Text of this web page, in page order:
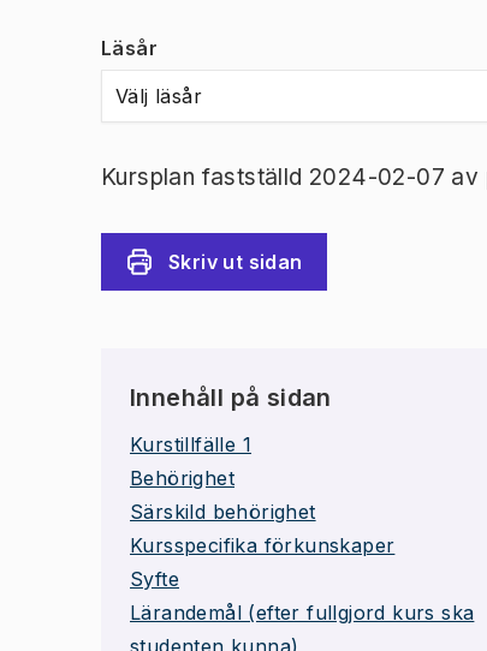
Läsår
Välj läsår
Kursplan fastställd 2024-02-07
Skriv ut sidan
Innehåll på sidan
Kurstillfälle 1
Behörighet
Särskild behörighet
Kursspecifika förkunskaper
Syfte
Lärandemål (efter fullgjord kurs ska
studenten kunna)